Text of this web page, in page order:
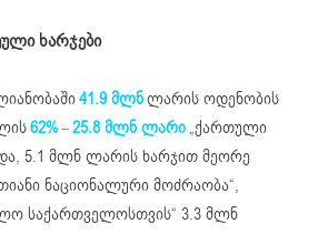
ხარჯები
41.9 მლნლარის ოდენობის
62%–25.8 მლნ ლარი„ქართული
5.1 მლნ ლარის ხარჯით მეორე
ნაციონალური მოძრაობა“,
საქართველოსთვის“ 3.3 მლნ